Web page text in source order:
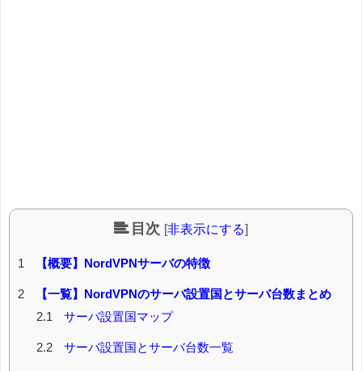
目次 [非表示にする]
1 【概要】NordVPNサーバの特徴
2
【一覧】NordVPNのサーバ設置国とサーバ台数まとめ
2.1
サーバ設置国マップ
2.2 サーバ設置国とサーバ台数一覧